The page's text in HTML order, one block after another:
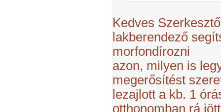
Kedves
lakberendező
morfondírozni
azon, milyen is
megerősítést
lezajlott a kb. 1
otthonomban rá